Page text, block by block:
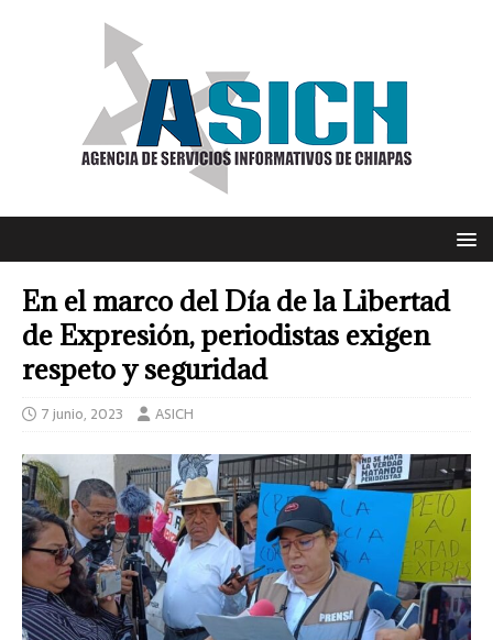
En el marco del Día de la Libertad
de Expresión, periodistas exigen
respeto y seguridad
7 junio, 2023 ASICH